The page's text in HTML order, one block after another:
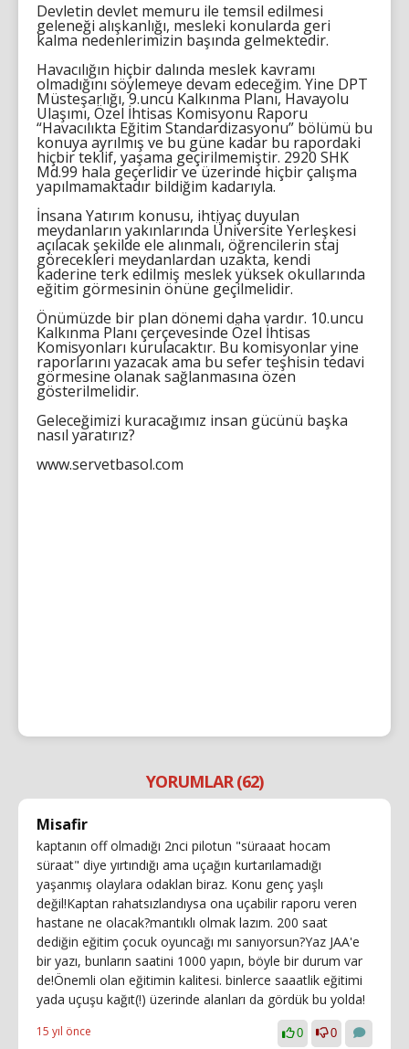
Devletin devlet memuru ile temsil edilmesi
geleneği alışkanlığı, mesleki konularda geri
kalma nedenlerimizin başında gelmektedir.
Havacılığın hiçbir dalında meslek kavramı
olmadığını söylemeye devam edeceğim. Yine DPT
Müsteşarlığı, 9.uncu Kalkınma Planı, Havayolu
Ulaşımı, Özel İhtisas Komisyonu Raporu
“Havacılıkta Eğitim Standardizasyonu” bölümü bu
konuya ayrılmış ve bu güne kadar bu rapordaki
hiçbir teklif, yaşama geçirilmemiştir. 2920 SHK
Md.99 hala geçerlidir ve üzerinde hiçbir çalışma
yapılmamaktadır bildiğim kadarıyla.
İnsana Yatırım konusu, ihtiyaç duyulan
meydanların yakınlarında Üniversite Yerleşkesi
açılacak şekilde ele alınmalı, öğrencilerin staj
görecekleri meydanlardan uzakta, kendi
kaderine terk edilmiş meslek yüksek okullarında
eğitim görmesinin önüne geçilmelidir.
Önümüzde bir plan dönemi daha vardır. 10.uncu
Kalkınma Planı çerçevesinde Özel İhtisas
Komisyonları kurulacaktır. Bu komisyonlar yine
raporlarını yazacak ama bu sefer teşhisin tedavi
görmesine olanak sağlanmasına özen
gösterilmelidir.
Geleceğimizi kuracağımız insan gücünü başka
nasıl yaratırız?
www.servetbasol.com
YORUMLAR (62)
Misafir
kaptanın off olmadığı 2nci pilotun "süraaat hocam
süraat" diye yırtındığı ama uçağın kurtarılamadığı
yaşanmış olaylara odaklan biraz. Konu genç yaşlı
değil!Kaptan rahatsızlandıysa ona uçabilir raporu veren
hastane ne olacak?mantıklı olmak lazım. 200 saat
dediğin eğitim çocuk oyuncağı mı sanıyorsun?Yaz JAA'e
bir yazı, bunların saatini 1000 yapın, böyle bir durum var
de!Önemli olan eğitimin kalitesi. binlerce saaatlik eğitimi
yada uçuşu kağıt(!) üzerinde alanları da gördük bu yolda!
15 yıl önce 0 0